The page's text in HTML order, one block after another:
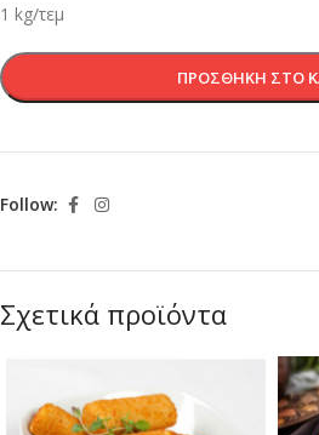
1 kg/τεμ
ΠΡΟΣΘΉΚΗ ΣΤΟ
Follow:
Σχετικά προϊόντα